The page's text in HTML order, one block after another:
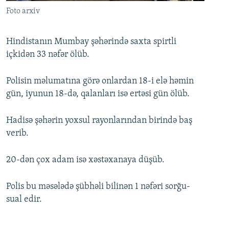
BIZIMLƏ ƏLAQƏ
XƏBƏR BÜLLETENLƏRIMIZ
Foto arxiv
Hindistanın Mumbay şəhərində saxta spirtli
içkidən 33 nəfər ölüb.
Polisin məlumatına görə onlardan 18-i elə həmin
gün, iyunun 18-də, qalanları isə ertəsi gün ölüb.
Hadisə şəhərin yoxsul rayonlarından birində baş
verib.
20-dən çox adam isə xəstəxanaya düşüb.
Polis bu məsələdə şübhəli bilinən 1 nəfəri sorğu-
sual edir.